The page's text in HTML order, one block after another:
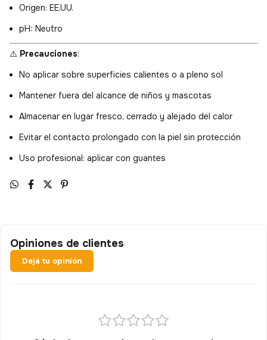
Origen: EE.UU.
pH: Neutro
⚠️ Precauciones:
No aplicar sobre superficies calientes o a pleno sol
Mantener fuera del alcance de niños y mascotas
Almacenar en lugar fresco, cerrado y alejado del calor
Evitar el contacto prolongado con la piel sin protección
Uso profesional: aplicar con guantes
Opiniones de clientes
Dejá tu opinión